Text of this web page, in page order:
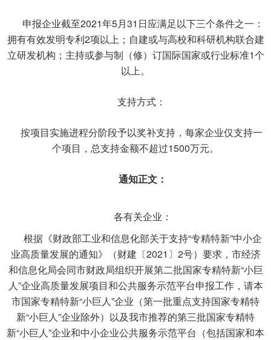
申报企业截至2021年5月31日应满足以下三个条件之一：
拥有有效发明专利2项以上；自建或与高校和科研机构联合建
立研发机构；主持或参与制（修）订国际国家或行业标准1个
以上。
支持方式：
按项目实施进程分阶段予以奖补支持，每家企业仅支持一
个项目，总支持金额不超过1500万元。
通知正文：
各有关企业：
根据《财政部工业和信息化部关于支持“专精特新”中小企
业高质量发展的通知》（财建〔2021〕2号）要求，市经济
和信息化局会同市财政局组织开展第二批国家专精特新“小巨
人”企业高质量发展项目和公共服务示范平台申报工作，请本
市国家专精特新“小巨人”企业（第一批重点支持国家专精特
新“小巨人”企业除外）以及我市推荐的第三批国家专精特
新“小巨人”企业和中小企业公共服务示范平台（包括国家和本